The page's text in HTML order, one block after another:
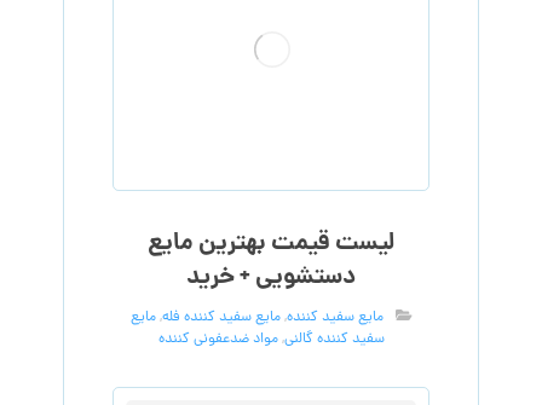
لیست قیمت بهترین مایع
دستشویی + خرید
مایع سفید کننده,مایع سفید کننده فله,مایع
سفید کننده گالنی,مواد ضدعفونی کننده